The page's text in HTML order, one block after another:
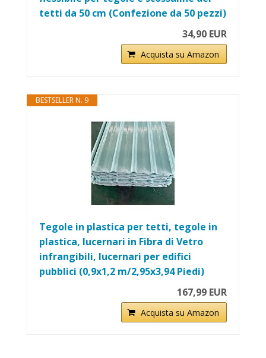
tetti da 50 cm (Confezione da 50 pezzi)
34,90 EUR
Acquista su Amazon
BESTSELLER N. 9
Tegole in plastica per tetti, tegole in
plastica, lucernari in Fibra di Vetro
infrangibili, lucernari per edifici
pubblici (0,9x1,2 m/2,95x3,94 Piedi)
167,99 EUR
Acquista su Amazon